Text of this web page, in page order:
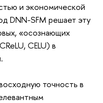
и экономической
DNN-SFM решает эту
«осознающих
CELU) в
точность в